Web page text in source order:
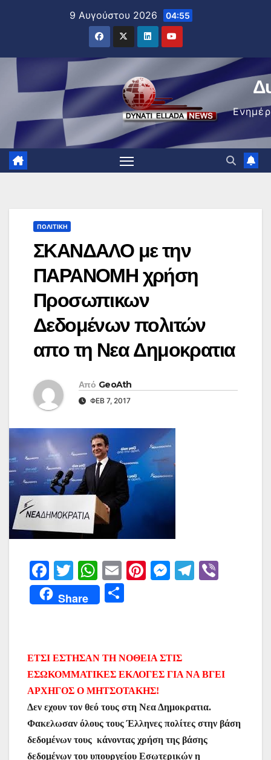
9 Αυγούστου 2026 04:55
ΠΟΛΙΤΙΚΉ
ΣΚΑΝΔΑΛΟ με την
ΠΑΡΑΝΟΜΗ χρήση
Προσωπικων
Δεδομένων πολιτών
απο τη Νεα Δημοκρατια
Από GeoAth
ΦΕΒ 7, 2017
F
a
c
o
o
k
T
w
itt
W
h
at
p
p
E
m
ai
Pi M
n
er
T
m
Share
α
σ
τε
ίτ
ε
ΕΤΣΙ ΕΣΤΗΣΑΝ ΤΗ ΝΟΘΕΙΑ ΣΤΙΣ
ΕΣΩΚΟΜΜΑΤΙΚΕΣ ΕΚΛΟΓΕΣ ΓΙΑ ΝΑ ΒΓΕΙ
ΑΡΧΗΓΟΣ Ο ΜΗΤΣΟΤΑΚΗΣ!
Δεν εχουν τον θεό τους στη Νεα Δημοκρατια.
Φακελωσαν όλους τους Έλληνες πολίτες στην βάση
δεδομένων τους κάνοντας χρήση της βάσης
δεδομένων του υπουργείου Εσωτερικών η